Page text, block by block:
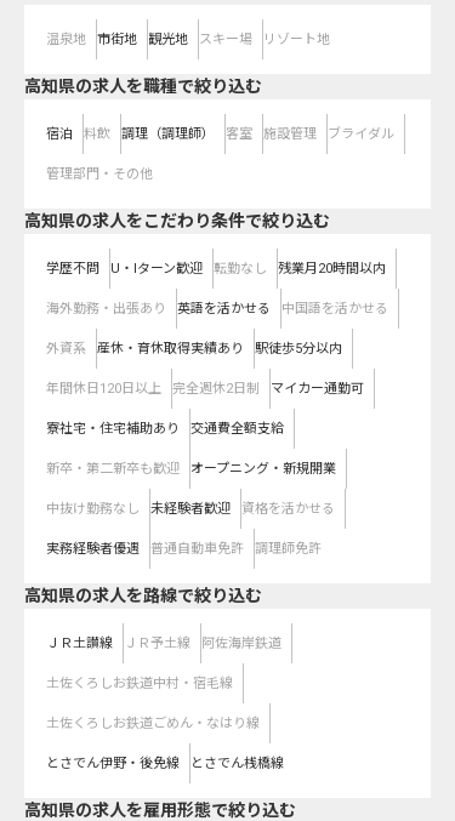
温泉地 市街地 観光地 スキー場 リゾート地
高知県の求人を職種で絞り込む
宿泊 料飲 調理（調理師） 客室 施設管理 ブライダル
管理部門・その他
高知県の求人をこだわり条件で絞り込む
学歴不問 U・Iターン歓迎 転勤なし 残業月20時間以内
海外勤務・出張あり 英語を活かせる 中国語を活かせる
外資系 産休・育休取得実績あり 駅徒歩5分以内
年間休日120日以上 完全週休2日制 マイカー通勤可
寮社宅・住宅補助あり 交通費全額支給
新卒・第二新卒も歓迎 オープニング・新規開業
中抜け勤務なし 未経験者歓迎 資格を活かせる
実務経験者優遇 普通自動車免許 調理師免許
高知県の求人を路線で絞り込む
ＪＲ土讃線 ＪＲ予土線 阿佐海岸鉄道
土佐くろしお鉄道中村・宿毛線
土佐くろしお鉄道ごめん・なはり線
とさでん伊野・後免線 とさでん桟橋線
高知県の求人を雇用形態で絞り込む